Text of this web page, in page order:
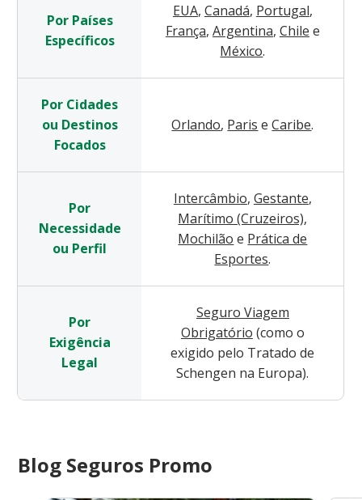
Por Países
Específicos
EUA, Canadá, Portugal,
França, Argentina, Chile e
México.
Por Cidades
ou Destinos
Focados
Orlando, Paris e Caribe.
Por
Necessidade
ou Perfil
Intercâmbio, Gestante,
Marítimo (Cruzeiros),
Mochilão e Prática de
Esportes.
Por
Exigência
Legal
Seguro Viagem
Obrigatório (como o
exigido pelo Tratado de
Schengen na Europa).
Blog Seguros Promo